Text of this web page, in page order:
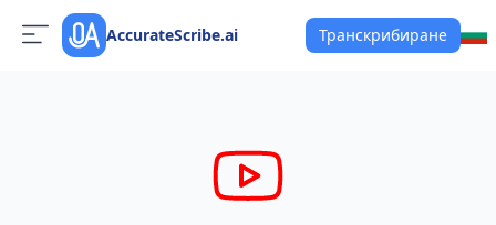
AccurateScribe.ai Транскрибиране